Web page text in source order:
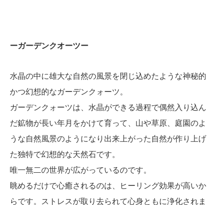
ーガーデンクオーツー
水晶の中に雄大な自然の風景を閉じ込めたような神秘的
かつ幻想的なガーデンクォーツ。
ガーデンクォーツは、水晶ができる過程で偶然入り込ん
だ鉱物が長い年月をかけて育って、山や草原、庭園のよ
うな自然風景のようになり出来上がった自然が作り上げ
た独特で幻想的な天然石です。
唯一無二の世界が広がっているのです。
眺めるだけで心癒されるのは、ヒーリング効果が高いか
らです。ストレスが取り去られて心身ともに浄化されま